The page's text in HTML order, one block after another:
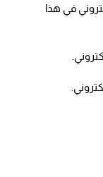
في هذا